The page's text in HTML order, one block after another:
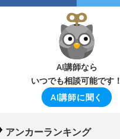
AI講師なら
いつでも相談可能です！
AI講師に聞く
アンカーランキング